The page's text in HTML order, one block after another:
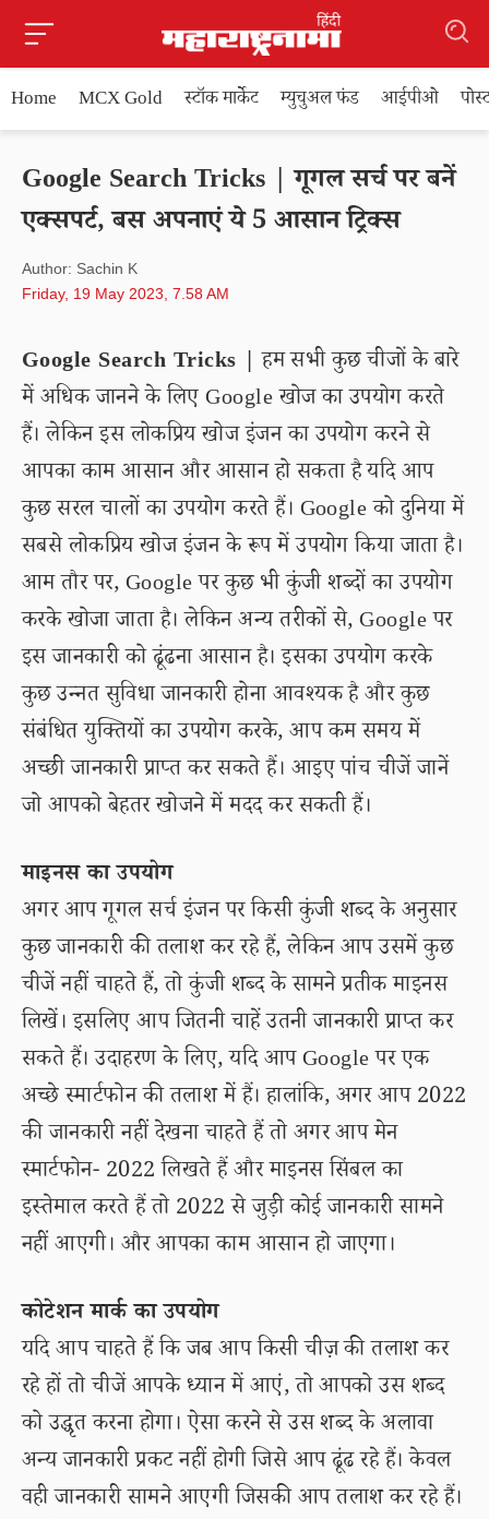
Home MCX Gold स्टॉक मार्केट म्युचुअल फंड आईपीओ
Google Search Tricks | गूगल सर्च पर बनें
एक्सपर्ट, बस अपनाएं ये 5 आसान ट्रिक्स
Author: Sachin K
Friday, 19 May 2023, 7.58 AM
Google Search Tricks | हम सभी कुछ चीजों के बारे
में अधिक जानने के लिए Google खोज का उपयोग करते
हैं। लेकिन इस लोकप्रिय खोज इंजन का उपयोग करने से
आपका काम आसान और आसान हो सकता है यदि आप
कुछ सरल चालों का उपयोग करते हैं। Google को दुनिया में
सबसे लोकप्रिय खोज इंजन के रूप में उपयोग किया जाता है।
आम तौर पर, Google पर कुछ भी कुंजी शब्दों का उपयोग
करके खोजा जाता है। लेकिन अन्य तरीकों से, Google पर
इस जानकारी को ढूंढना आसान है। इसका उपयोग करके
कुछ उन्नत सुविधा जानकारी होना आवश्यक है और कुछ
संबंधित युक्तियों का उपयोग करके, आप कम समय में
अच्छी जानकारी प्राप्त कर सकते हैं। आइए पांच चीजें जानें
जो आपको बेहतर खोजने में मदद कर सकती हैं।
माइनस का उपयोग
अगर आप गूगल सर्च इंजन पर किसी कुंजी शब्द के अनुसार
कुछ जानकारी की तलाश कर रहे हैं, लेकिन आप उसमें कुछ
चीजें नहीं चाहते हैं, तो कुंजी शब्द के सामने प्रतीक माइनस
लिखें। इसलिए आप जितनी चाहें उतनी जानकारी प्राप्त कर
सकते हैं। उदाहरण के लिए, यदि आप Google पर एक
अच्छे स्मार्टफोन की तलाश में हैं। हालांकि, अगर आप 2022
की जानकारी नहीं देखना चाहते हैं तो अगर आप मेन
स्मार्टफोन- 2022 लिखते हैं और माइनस सिंबल का
इस्तेमाल करते हैं तो 2022 से जुड़ी कोई जानकारी सामने
नहीं आएगी। और आपका काम आसान हो जाएगा।
कोटेशन मार्क का उपयोग
यदि आप चाहते हैं कि जब आप किसी चीज़ की तलाश कर
रहे हों तो चीजें आपके ध्यान में आएं, तो आपको उस शब्द
को उद्धृत करना होगा। ऐसा करने से उस शब्द के अलावा
अन्य जानकारी प्रकट नहीं होगी जिसे आप ढूंढ रहे हैं। केवल
वही जानकारी सामने आएगी जिसकी आप तलाश कर रहे हैं।